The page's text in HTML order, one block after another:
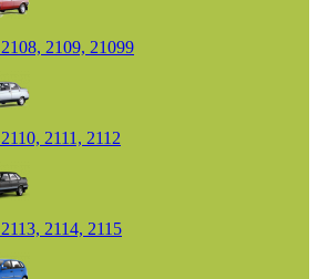
2109, 21099
2111, 2112
2114, 2115